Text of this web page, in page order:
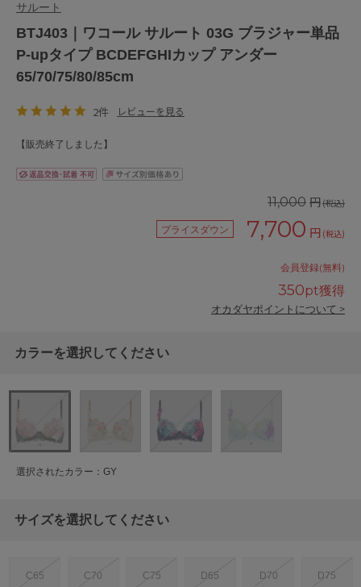
サルート
BTJ403｜ワコール サルート 03G ブラジャー単品
P-upタイプ BCDEFGHIカップ アンダー
65/70/75/80/85cm
2件 レビューを見る
【販売終了しました】
11,000 円(税込)
プライスダウン 7,700 円 (税込)
会員登録(無料)
350pt獲得
オカダヤポイントについて >
カラーを選択してください
選択されたカラー：GY
サイズを選択してください
C65 C70 C75 D65 D70 D75